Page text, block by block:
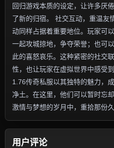
回归游戏本质的设定，让许多厌
了新的归宿。 社交互动，重温友
动同样占据着重要地位。玩家可
一起攻城掠地，争夺荣誉；也可
此的喜怒哀乐。这种紧密的社交
性，也让玩家在虚拟世界中感受
1.76传奇私服以其独特的魅力，
净土。在这里，他们可以暂时忘
激情与梦想的岁月中，重拾那份
用户评论